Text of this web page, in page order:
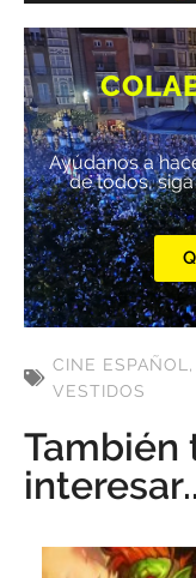
Ayúdanos a
de todos,
CINE ESPAÑOL ,
VESTIDOS
También